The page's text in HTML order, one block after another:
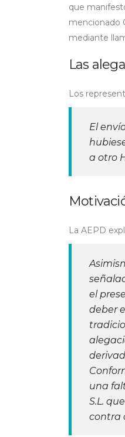
que
mencionado
mediante
Las
Los
El
a otro
La AEPD
el
deber
una
S.L.
contra